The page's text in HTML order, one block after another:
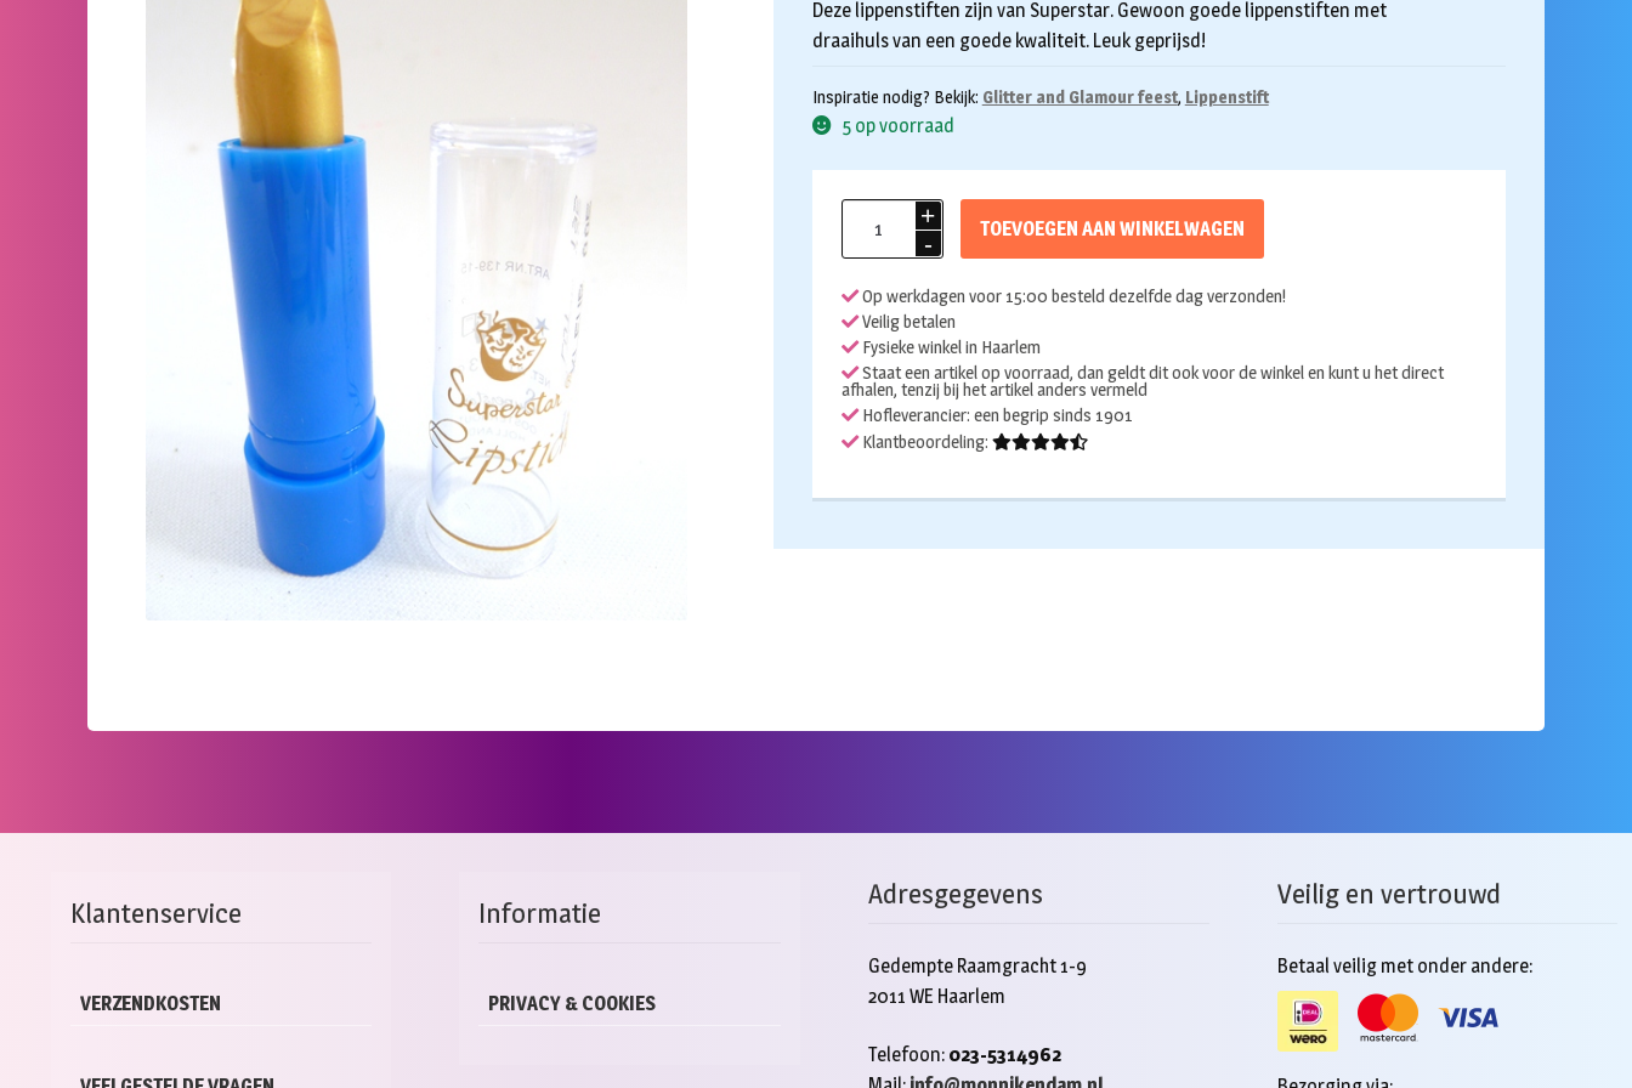
Deze lippenstiften zijn van Superstar. Gewoon goede lippenstiften met
draaihuls van een goede kwaliteit. Leuk geprijsd!
Inspiratie nodig? Bekijk: Glitter and Glamour feest, Lippenstift
5 op voorraad
Lippenstift
aantal
TOEVOEGEN AAN WINKELWAGEN
Op werkdagen voor 15:00 besteld dezelfde dag verzonden!
Veilig betalen
Fysieke winkel in Haarlem
Staat een artikel op voorraad, dan geldt dit ook voor de winkel en kunt u het direct
afhalen, tenzij bij het artikel anders vermeld
Hofleverancier: een begrip sinds 1901
Klantbeoordeling:
Klantenservice
VERZENDKOSTEN
Informatie
PRIVACY & COOKIES
Adresgegevens
Gedempte Raamgracht 1-9
2011 WE Haarlem
Telefoon: 023-5314962
Veilig en vertrouwd
Betaal veilig met onder andere: